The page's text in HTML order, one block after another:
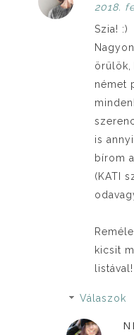
2018.
Szia! :)
örülök,
német
is
bírom
(KATI
kicsit
listával!
Válaszok